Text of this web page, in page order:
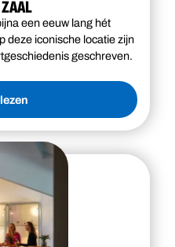
ZAAL
een eeuw lang hét
deze iconische locatie zijn
geschreven.